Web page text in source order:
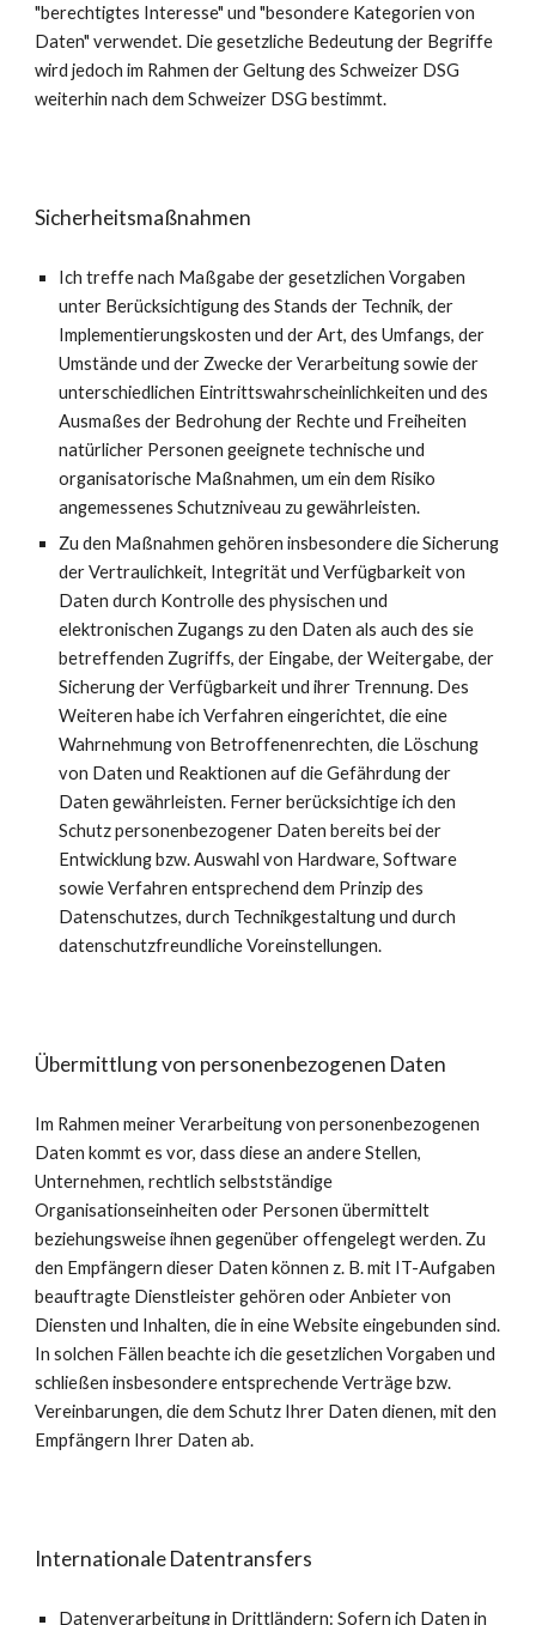
"berechtigtes Interesse" und "besondere Kategorien von
Daten" verwendet. Die gesetzliche Bedeutung der Begriffe
wird jedoch im Rahmen der Geltung des Schweizer DSG
weiterhin nach dem Schweizer DSG bestimmt.
Sicherheitsmaßnahmen
Ich treffe nach Maßgabe der gesetzlichen Vorgaben
unter Berücksichtigung des Stands der Technik, der
Implementierungskosten und der Art, des Umfangs, der
Umstände und der Zwecke der Verarbeitung sowie der
unterschiedlichen Eintrittswahrscheinlichkeiten und des
Ausmaßes der Bedrohung der Rechte und Freiheiten
natürlicher Personen geeignete technische und
organisatorische Maßnahmen, um ein dem Risiko
angemessenes Schutzniveau zu gewährleisten.
Zu den Maßnahmen gehören insbesondere die Sicherung
der Vertraulichkeit, Integrität und Verfügbarkeit von
Daten durch Kontrolle des physischen und
elektronischen Zugangs zu den Daten als auch des sie
betreffenden Zugriffs, der Eingabe, der Weitergabe, der
Sicherung der Verfügbarkeit und ihrer Trennung. Des
Weiteren habe ich Verfahren eingerichtet, die eine
Wahrnehmung von Betroffenenrechten, die Löschung
von Daten und Reaktionen auf die Gefährdung der
Daten gewährleisten. Ferner berücksichtige ich den
Schutz personenbezogener Daten bereits bei der
Entwicklung bzw. Auswahl von Hardware, Software
sowie Verfahren entsprechend dem Prinzip des
Datenschutzes, durch Technikgestaltung und durch
datenschutzfreundliche Voreinstellungen.
Übermittlung von personenbezogenen Daten
Im Rahmen meiner Verarbeitung von personenbezogenen
Daten kommt es vor, dass diese an andere Stellen,
Unternehmen, rechtlich selbstständige
Organisationseinheiten oder Personen übermittelt
beziehungsweise ihnen gegenüber offengelegt werden. Zu
den Empfängern dieser Daten können z. B. mit IT-Aufgaben
beauftragte Dienstleister gehören oder Anbieter von
Diensten und Inhalten, die in eine Website eingebunden sind.
In solchen Fällen beachte ich die gesetzlichen Vorgaben und
schließen insbesondere entsprechende Verträge bzw.
Vereinbarungen, die dem Schutz Ihrer Daten dienen, mit den
Empfängern Ihrer Daten ab.
Internationale Datentransfers
Datenverarbeitung in Drittländern: Sofern ich Daten in